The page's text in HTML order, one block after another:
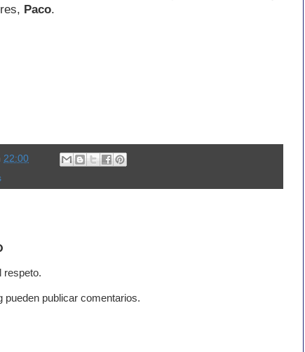
Paco.
22:00
respeto.
pueden publicar comentarios.